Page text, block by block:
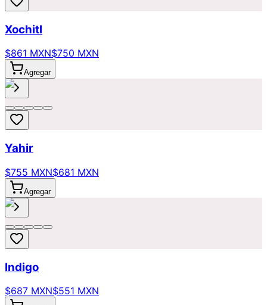
Xochitl
$861 MXN$750 MXN
Agregar
Yahir
$755 MXN$681 MXN
Agregar
Indigo
$687 MXN$551 MXN